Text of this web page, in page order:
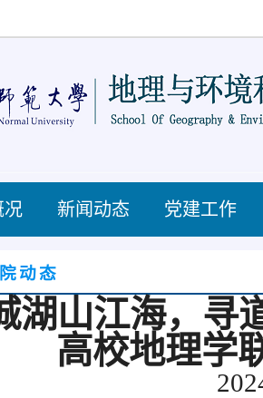
况 新闻动态 党建工作
动态
湖山江海，
高校地理学